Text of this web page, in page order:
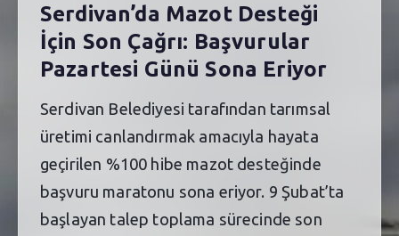
Serdivan’da Mazot Desteği
İçin Son Çağrı: Başvurular
Pazartesi Günü Sona Eriyor
Serdivan Belediyesi tarafından tarımsal
üretimi canlandırmak amacıyla hayata
geçirilen %100 hibe mazot desteğinde
başvuru maratonu sona eriyor. 9 Şubat’ta
başlayan talep toplama sürecinde son